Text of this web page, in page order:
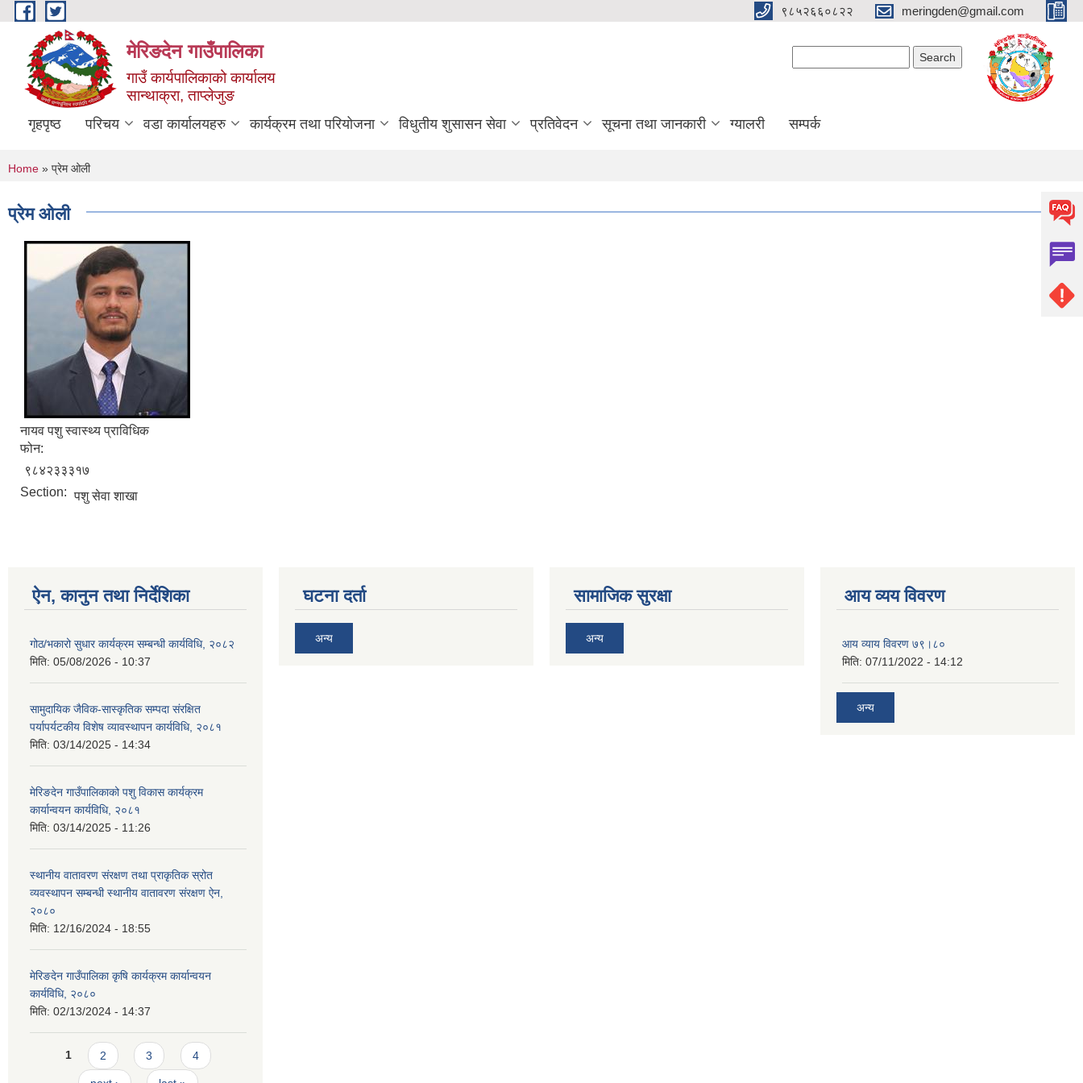
Skip to main content ९८५२६६०८२२ meringden@gmail.com
मेरिङदेन गाउँपालिका
गाउँ कार्यपालिकाको कार्यालय
सान्थाक्रा, ताप्लेजुङ
गृहपृष्ठ परिचय वडा कार्यालयहरु कार्यक्रम तथा परियोजना विधुतीय शुसासन सेवा प्रतिवेदन सूचना तथा जानकारी ग्यालरी सम्पर्क
You are here
Home » प्रेम ओली
प्रेम ओली
नायव पशु स्वास्थ्य प्राविधिक
फोन:
९८४२३३३१७
Section: पशु सेवा शाखा
ऐन, कानुन तथा निर्देशिका
गोठ/भकारो सुधार कार्यक्रम सम्बन्धी कार्यविधि, २०८२
मिति: 05/08/2026 - 10:37
सामुदायिक जैविक-सास्कृतिक सम्पदा संरक्षित
पर्यापर्यटकीय विशेष व्यावस्थापन कार्यविधि, २०८१
मिति: 03/14/2025 - 14:34
मेरिङदेन गाउँपालिकाको पशु विकास कार्यक्रम
कार्यान्वयन कार्यविधि, २०८१
मिति: 03/14/2025 - 11:26
स्थानीय वातावरण संरक्षण तथा प्राकृतिक स्रोत
व्यवस्थापन सम्बन्धी स्थानीय वातावरण संरक्षण ऐन,
२०८०
मिति: 12/16/2024 - 18:55
मेरिङदेन गाउँपालिका कृषि कार्यक्रम कार्यान्वयन
कार्यविधि, २०८०
मिति: 02/13/2024 - 14:37
Pages
1 2 3 4
घटना दर्ता
अन्य
सामाजिक सुरक्षा
अन्य
आय व्यय विवरण
आय व्याय विवरण ७९।८०
मिति: 07/11/2022 - 14:12
अन्य